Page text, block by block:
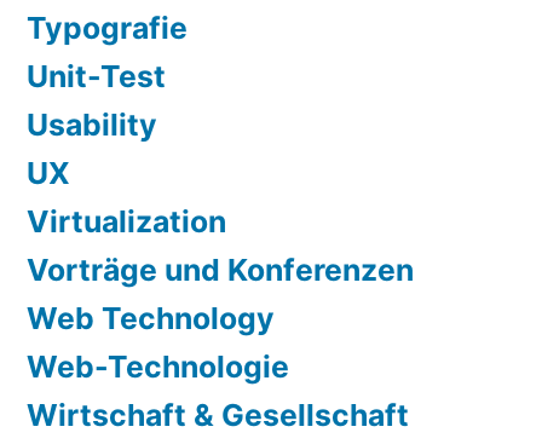
Typografie
Unit-Test
Usability
UX
Virtualization
Vorträge und Konferenzen
Web Technology
Web-Technologie
Wirtschaft & Gesellschaft